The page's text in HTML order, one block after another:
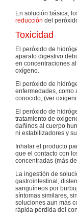
En solución básica,
reducción del
Toxicidad
El peróxido de
aparato digestivo
en concentraciones
oxígeno.
El peróxido de
enfermedades, como
conocido, (ver
El peróxido de
tratamiento de
dañinos al cuerpo
ni estabilizadores y
Inhalar el producto
que el contacto con
concentradas (más
La ingestión de
gastrointestinal,
sanguíneos por
síntomas similares,
soluciones aun más
rápida pérdida del